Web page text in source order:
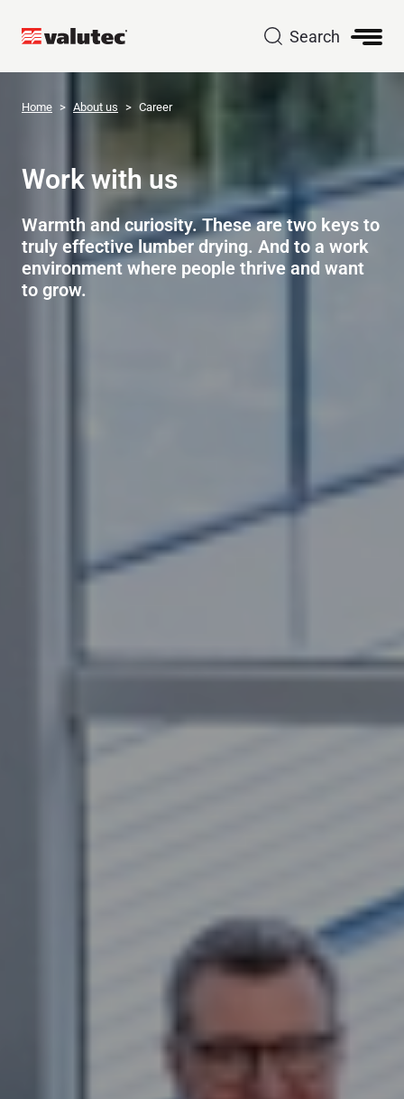
Search
Home About us Career
Work with us
Warmth and curiosity. These are two keys to
truly effective lumber drying. And to a work
environment where people thrive and want
to grow.